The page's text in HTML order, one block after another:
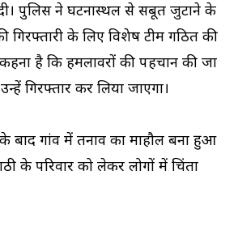
पुलिस ने घटनास्थल से सबूत जुटाने के
गिरफ्तारी के लिए विशेष टीम गठित की
है कि हमलावरों की पहचान की जा
गिरफ्तार कर लिया जाएगा।
बाद गांव में तनाव का माहौल बना हुआ
के परिवार को लेकर लोगों में चिंता